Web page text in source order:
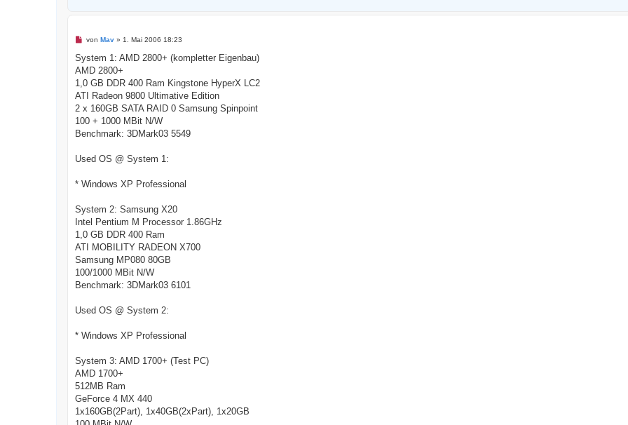
U
g
e
l
e
e
n
r
B
t
g
von Mav» 1. Mai 2006 18:23
System 1: AMD 2800+ (kompletter Eigenbau)
AMD 2800+
1,0 GB DDR 400 Ram Kingstone HyperX LC2
ATI Radeon 9800 Ultimative Edition
2 x 160GB SATA RAID 0 Samsung Spinpoint
100 + 1000 MBit N/W
Benchmark: 3DMark03 5549
Used OS @ System 1:
* Windows XP Professional
System 2: Samsung X20
Intel Pentium M Processor 1.86GHz
1,0 GB DDR 400 Ram
ATI MOBILITY RADEON X700
Samsung MP080 80GB
100/1000 MBit N/W
Benchmark: 3DMark03 6101
Used OS @ System 2:
* Windows XP Professional
System 3: AMD 1700+ (Test PC)
AMD 1700+
512MB Ram
GeForce 4 MX 440
1x160GB(2Part), 1x40GB(2xPart), 1x20GB